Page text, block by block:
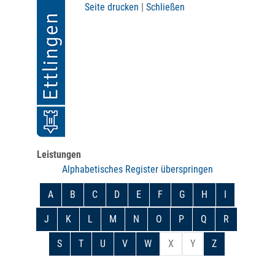
Seite drucken | Schließen
Leistungen
Alphabetisches Register überspringen
A B C D E F G H I
J K L M N O P Q R
S T U V W X Y Z